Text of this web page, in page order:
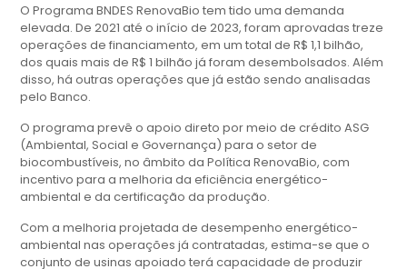
O Programa BNDES RenovaBio tem tido uma demanda
elevada. De 2021 até o início de 2023, foram aprovadas treze
operações de financiamento, em um total de R$ 1,1 bilhão,
dos quais mais de R$ 1 bilhão já foram desembolsados. Além
disso, há outras operações que já estão sendo analisadas
pelo Banco.
O programa prevê o apoio direto por meio de crédito ASG
(Ambiental, Social e Governança) para o setor de
biocombustíveis, no âmbito da Política RenovaBio, com
incentivo para a melhoria da eficiência energético-
ambiental e da certificação da produção.
Com a melhoria projetada de desempenho energético-
ambiental nas operações já contratadas, estima-se que o
conjunto de usinas apoiado terá capacidade de produzir